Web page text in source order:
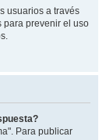
usuarios a través
para prevenir el uso
Para publicar